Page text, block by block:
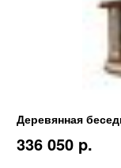
Деревянная
336 050 p.